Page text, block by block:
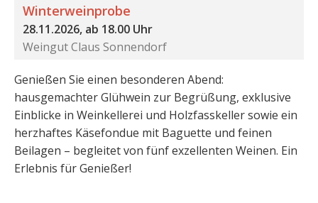
Winterweinprobe
28.11.2026, ab 18.00 Uhr
Weingut Claus Sonnendorf
Genießen Sie einen besonderen Abend:
hausgemachter Glühwein zur Begrüßung, exklusive
Einblicke in Weinkellerei und Holzfasskeller sowie ein
herzhaftes Käsefondue mit Baguette und feinen
Beilagen – begleitet von fünf exzellenten Weinen. Ein
Erlebnis für Genießer!